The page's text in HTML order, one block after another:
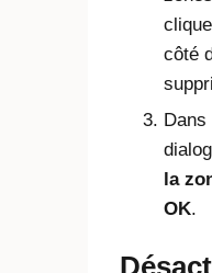
côté
Dans
la
OK.